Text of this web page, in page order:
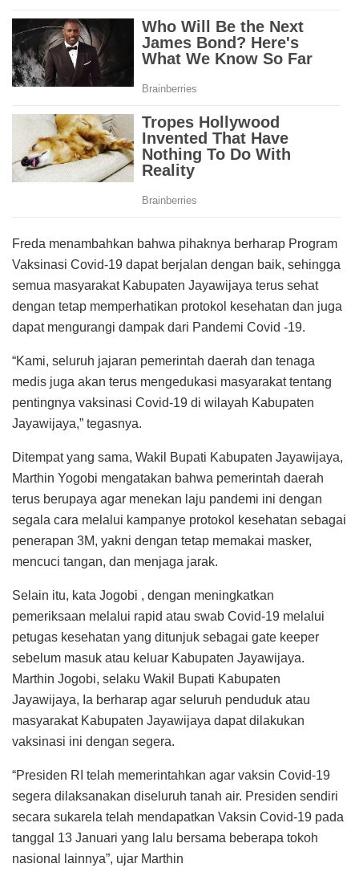
Freda menambahkan bahwa pihaknya berharap Program
Vaksinasi Covid-19 dapat berjalan dengan baik, sehingga
semua masyarakat Kabupaten Jayawijaya terus sehat
dengan tetap memperhatikan protokol kesehatan dan juga
dapat mengurangi dampak dari Pandemi Covid -19.
“Kami, seluruh jajaran pemerintah daerah dan tenaga
medis juga akan terus mengedukasi masyarakat tentang
pentingnya vaksinasi Covid-19 di wilayah Kabupaten
Jayawijaya,” tegasnya.
Ditempat yang sama, Wakil Bupati Kabupaten Jayawijaya,
Marthin Yogobi mengatakan bahwa pemerintah daerah
terus berupaya agar menekan laju pandemi ini dengan
segala cara melalui kampanye protokol kesehatan sebagai
penerapan 3M, yakni dengan tetap memakai masker,
mencuci tangan, dan menjaga jarak.
Selain itu, kata Jogobi , dengan meningkatkan
pemeriksaan melalui rapid atau swab Covid-19 melalui
petugas kesehatan yang ditunjuk sebagai gate keeper
sebelum masuk atau keluar Kabupaten Jayawijaya.
Marthin Jogobi, selaku Wakil Bupati Kabupaten
Jayawijaya, Ia berharap agar seluruh penduduk atau
masyarakat Kabupaten Jayawijaya dapat dilakukan
vaksinasi ini dengan segera.
“Presiden RI telah memerintahkan agar vaksin Covid-19
segera dilaksanakan diseluruh tanah air. Presiden sendiri
secara sukarela telah mendapatkan Vaksin Covid-19 pada
tanggal 13 Januari yang lalu bersama beberapa tokoh
nasional lainnya”, ujar Marthin